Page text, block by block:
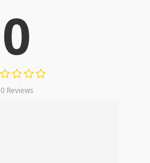
0
0 Reviews